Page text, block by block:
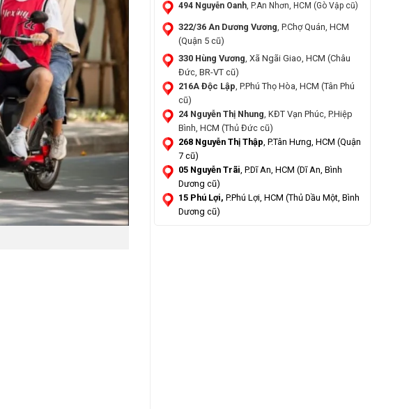
494 Nguyễn Oanh, P.An Nhơn, HCM (Gò Vập cũ)
322/36 An Dương Vương, P.Chợ Quán, HCM
(Quận 5 cũ)
330 Hùng Vương, Xã Ngãi Giao, HCM (Châu
Đức, BR-VT cũ)
216A Độc Lập, P.Phú Thọ Hòa, HCM (Tân Phú
cũ)
24 Nguyễn Thị Nhung, KĐT Vạn Phúc, P.Hiệp
Bình, HCM (Thủ Đức cũ)
268 Nguyễn Thị Thập, P.Tân Hưng, HCM (Quận
7 cũ)
05 Nguyễn Trãi, P.Dĩ An, HCM (Dĩ An, Bình
Dương cũ)
15 Phú Lợi, P.Phú Lợi, HCM (Thủ Dầu Một, Bình
Dương cũ)